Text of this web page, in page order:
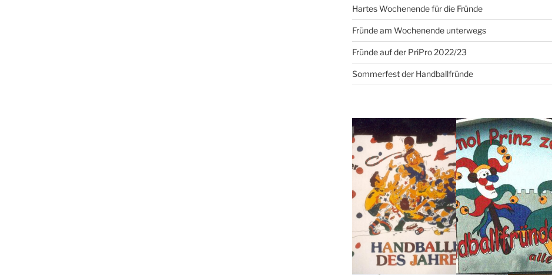
Hartes Wochenende für die Fründe
Fründe am Wochenende unterwegs
Fründe auf der PriPro 2022/23
Sommerfest der Handballfründe